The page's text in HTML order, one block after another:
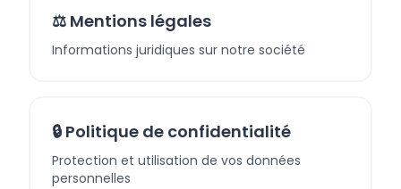
⚖️ Mentions légales
Informations juridiques sur notre société
🔒 Politique de confidentialité
Protection et utilisation de vos données
personnelles